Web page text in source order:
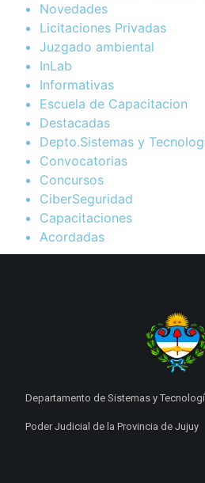
Novedades
Licitaciones Privadas
Juzgado ambiental
InLab
Informativas
Escuela de Capacitacion
Destacadas
Depto.Sistemas y
Convocatorias
Concursos
CiberSeguridad
Capacitaciones
Acordadas
Departamento de Sistemas y
Poder Judicial de la Provincia de Jujuy